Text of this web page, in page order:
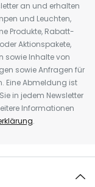
an und erhalten
und Leuchten,
Produkte, Rabatt-
Aktionspakete,
sowie Inhalte von
sowie Anfragen für
Eine Abmeldung ist
in jedem Newsletter
Informationen
.